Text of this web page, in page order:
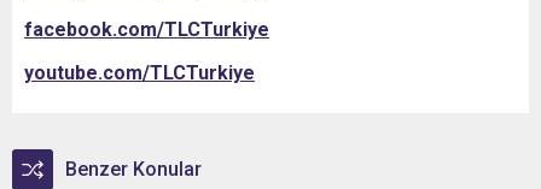
facebook.com/TLCTurkiye
youtube.com/TLCTurkiye
Benzer Konular